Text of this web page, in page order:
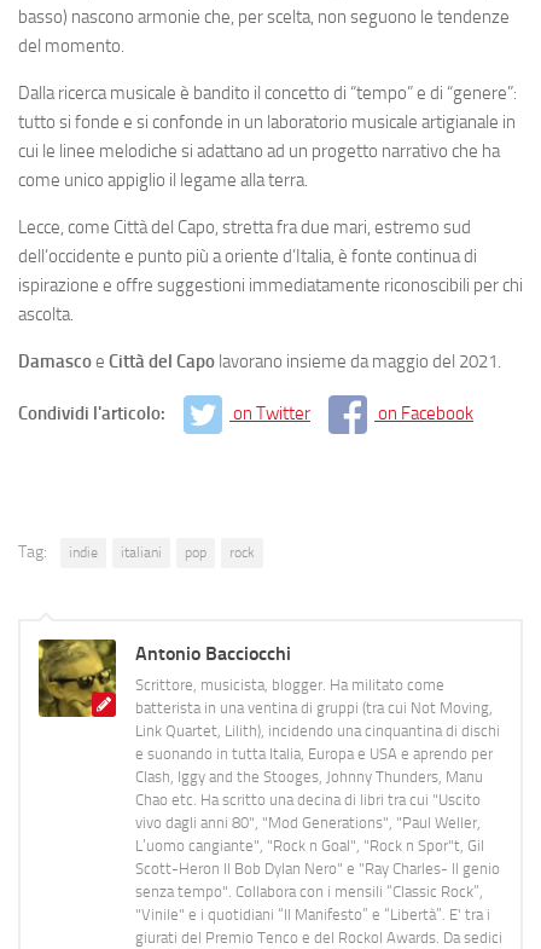
basso) nascono armonie che, per scelta, non seguono le tendenze
del momento.
Dalla ricerca musicale è bandito il concetto di “tempo” e di “genere”:
tutto si fonde e si confonde in un laboratorio musicale artigianale in
cui le linee melodiche si adattano ad un progetto narrativo che ha
come unico appiglio il legame alla terra.
Lecce, come Città del Capo, stretta fra due mari, estremo sud
dell’occidente e punto più a oriente d’Italia, è fonte continua di
ispirazione e offre suggestioni immediatamente riconoscibili per chi
ascolta.
Damascoe Città del Capo lavorano insieme da maggio del 2021.
Condividi l'articolo: on Twitter on Facebook
Tag: indie italiani pop rock
Antonio Bacciocchi
Scrittore, musicista, blogger. Ha militato come
batterista in una ventina di gruppi (tra cui Not Moving,
Link Quartet, Lilith), incidendo una cinquantina di dischi
e suonando in tutta Italia, Europa e USA e aprendo per
Clash, Iggy and the Stooges, Johnny Thunders, Manu
Chao etc. Ha scritto una decina di libri tra cui "Uscito
vivo dagli anni 80", "Mod Generations", "Paul Weller,
L’uomo cangiante", "Rock n Goal", "Rock n Spor"t, Gil
Scott-Heron Il Bob Dylan Nero" e "Ray Charles- Il genio
senza tempo". Collabora con i mensili “Classic Rock”,
"Vinile" e i quotidiani “Il Manifesto” e “Libertà”. E' tra i
giurati del Premio Tenco e del Rockol Awards. Da sedici